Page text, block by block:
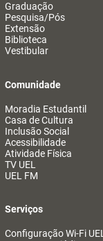
Graduação
Pesquisa/Pós
Extensão
Biblioteca
Vestibular
Comunidade
Moradia Estudantil
Casa de Cultura
Inclusão Social
Acessibilidade
Atividade Física
TV UEL
UEL FM
Serviços
Configuração Wi-Fi UEL